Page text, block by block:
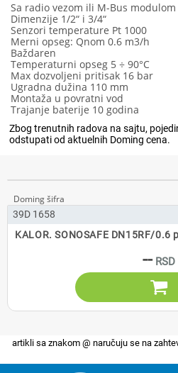
Sa radio vezom ili M-Bus modulom
Dimenzije 1/2“ i 3/4“
Senzori temperature Pt 1000
Merni opseg: Qnom 0.6 m3/h
Baždaren
Temperaturni opseg 5 ÷ 90°C
Max dozvoljeni pritisak 16 bar
Ugradna dužina 110 mm
Montaža u povratni vod
Trajanje baterije 10 godina
39D 1658
KALOR. SONOSAFE DN15RF/0.6
--
